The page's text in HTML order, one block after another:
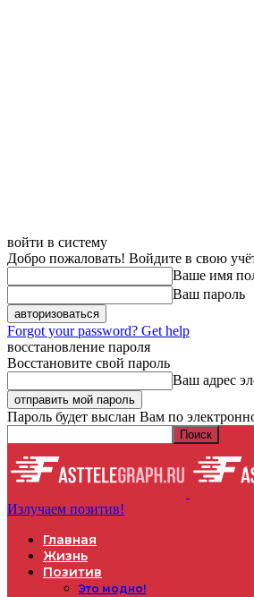
войти в систему
Добро пожаловать! Войдите в свою
Ваше имя
Ваш пароль
Forgot your password? Get help
восстановление пароля
Восстановите свой пароль
Ваш адрес
Пароль будет выслан Вам по
Излучаем позитив!
Главная
Жизнь
Позитив
Это модно!